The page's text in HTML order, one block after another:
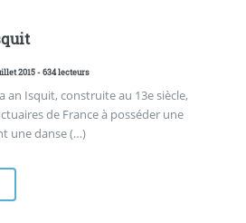
2015 - 634 lecteurs
an Isquit, construite au 13e siècle,
de France à posséder une
une danse (…)